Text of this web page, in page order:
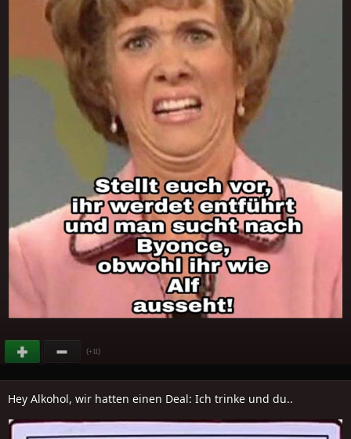
(+11)
Hey Alkohol, wir hatten einen Deal: Ich trinke und du..